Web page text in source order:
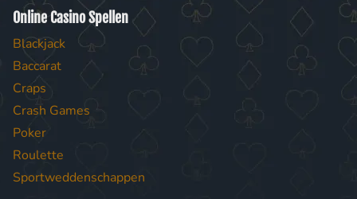
Online Casino Spellen
Blackjack
Baccarat
Craps
Crash Games
Poker
Roulette
Sportweddenschappen